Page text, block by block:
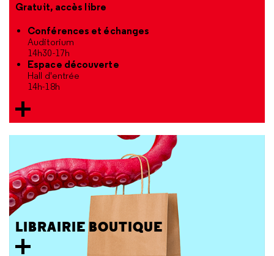
Gratuit, accès libre
Conférences et échanges
Auditorium
14h30-17h
Espace découverte
Hall d'entrée
14h-18h
LIBRAIRIE BOUTIQUE